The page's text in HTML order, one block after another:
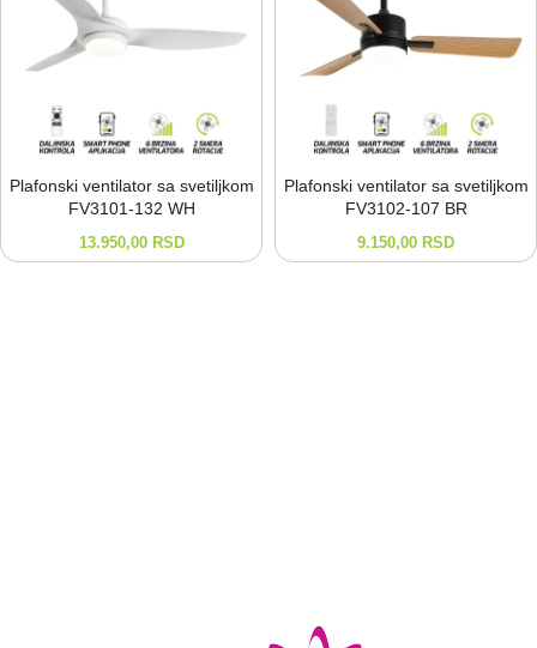
Plafonski ventilator sa svetiljkom
FV3101-⁠132 WH
13.950,00 RSD
Plafonski ventilator sa svetiljkom
FV3102-⁠107 BR
9.150,00 RSD